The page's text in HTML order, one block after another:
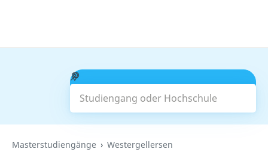
Studiengang oder Hochschule
Suchen
Masterstudiengänge Westergellersen